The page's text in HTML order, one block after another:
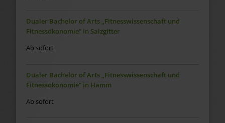
Dualer Bachelor of Arts „Fitnesswissenschaft und
Fitnessökonomie“ in Salzgitter
Ab sofort
Dualer Bachelor of Arts „Fitnesswissenschaft und
Fitnessökonomie“ in Hamm
Ab sofort